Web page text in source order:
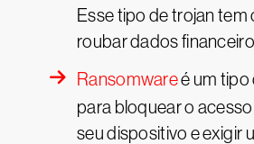
Esse tipo de trojan
roubar dados
Ransomwareé um tipo
para bloquear o
seu dispositivo e exigir